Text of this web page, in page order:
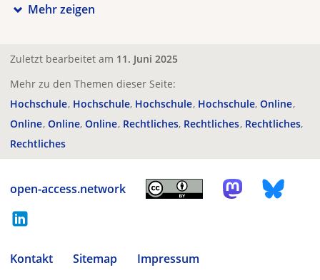
Mehr zeigen
Zuletzt bearbeitet am 11. Juni 2025
Mehr zu den Themen dieser Seite:
Hochschule Hochschule Hochschule Hochschule Online
Online Online Online Rechtliches Rechtliches Rechtliches
Rechtliches
open-access.network
Kontakt Sitemap
Impressum